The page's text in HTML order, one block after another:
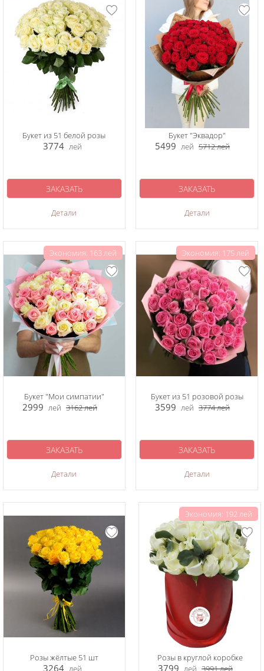
Букет из 51 белой розы
3774 лей
Детали
ЗАКАЗАТЬ
Букет "Эквадор"
5499 лей 5712лей
Детали
ЗАКАЗАТЬ
Экономия: 163 лей
Букет "Мои симпатии"
2999 лей 3162лей
Детали
ЗАКАЗАТЬ
Экономия: 175 лей
Букет из 51 розовой розы
3599 лей 3774лей
Детали
ЗАКАЗАТЬ
Розы жёлтые 51 шт
3264 лей
Экономия: 192 лей
Розы в круглой коробке
3799 лей 3991лей